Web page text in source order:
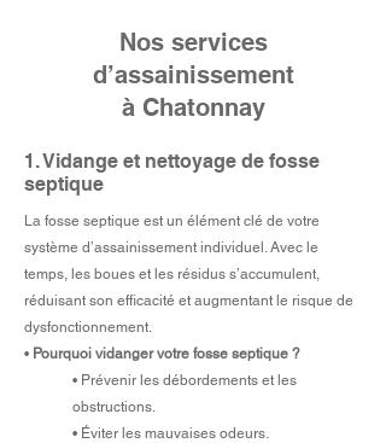
Nos services
d’assainissement
à Chatonnay
1. Vidange et nettoyage de fosse
septique
La fosse septique est un élément clé de votre
système d’assainissement individuel. Avec le
temps, les boues et les résidus s’accumulent,
réduisant son efficacité et augmentant le risque de
dysfonctionnement.
• Pourquoi vidanger votre fosse septique ?
• Prévenir les débordements et les
obstructions.
• Éviter les mauvaises odeurs.